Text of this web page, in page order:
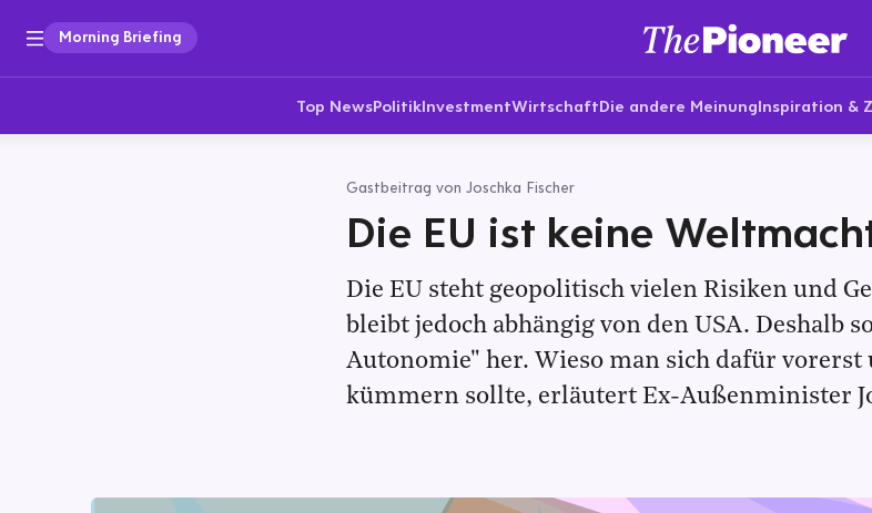
Morning Briefing
Top NewsPolitikInvestmentWirtschaftDie andere MeinungInspiration &
Gastbeitrag von Joschka Fischer
Die EU ist keine
Die EU steht geopolitisch vielen Risiken und
bleibt jedoch abhängig von den USA. Deshalb
Autonomie" her. Wieso man sich dafür vorerst
kümmern sollte, erläutert Ex-Außenminister